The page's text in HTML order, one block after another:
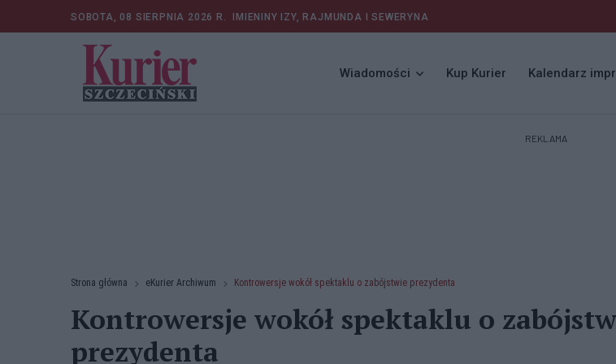
SOBOTA, 08 SIERPNIA 2026 R. IMIENINY IZY, RAJMUNDA I SEWERYNA
Wiadomości Kup Kurier Kalendarz
REKLAMA
Strona główna eKurier Archiwum Kontrowersje wokół spektaklu o zabójstwie prezydenta
Kontrowersje wokół spektaklu o
prezydenta